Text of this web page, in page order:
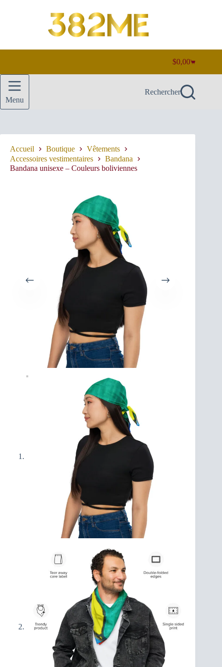
Panier
d’achat
$0,00
Menu
Rechercher
Accueil Boutique
Vêtements
Accessoires vestimentaires
Bandana
Bandana unisexe – Couleurs boliviennes